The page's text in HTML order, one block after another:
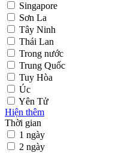
Singapore
Sơn La
Tây Ninh
Thái Lan
Trong nước
Trung Quốc
Tuy Hòa
Úc
Yên Tử
Hiện thêm
Thời gian
1 ngày
2 ngày